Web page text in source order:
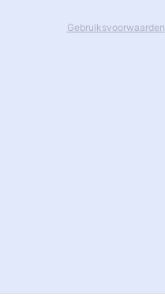
Gebruiksvoorwaarden